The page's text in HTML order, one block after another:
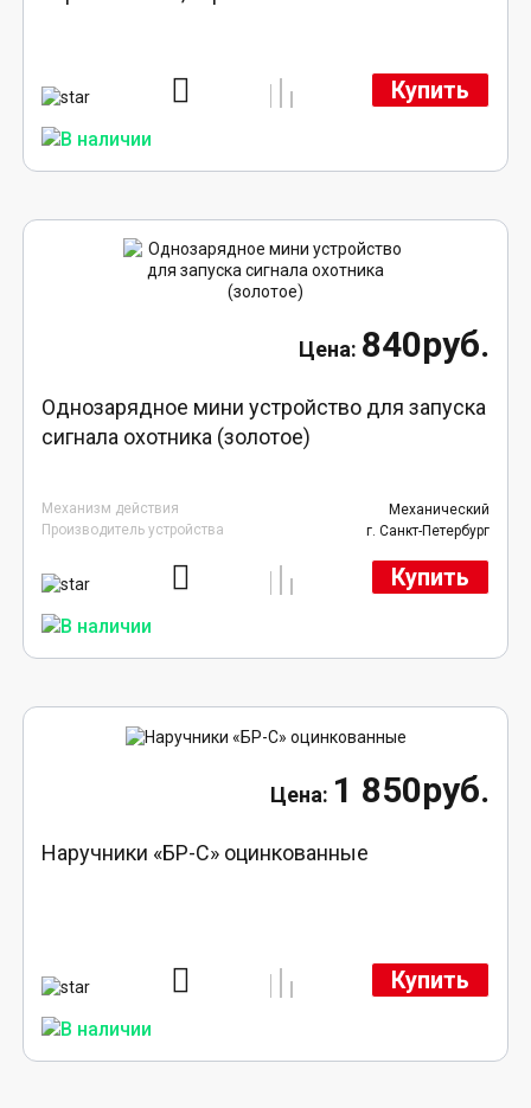
Купить
840руб.
Однозарядное мини устройство для запуска
сигнала охотника (золотое)
Механизм действия
Механический
Производитель устройства
г. Санкт-Петербург
Купить
1 850руб.
Наручники «БР-С» оцинкованные
Купить